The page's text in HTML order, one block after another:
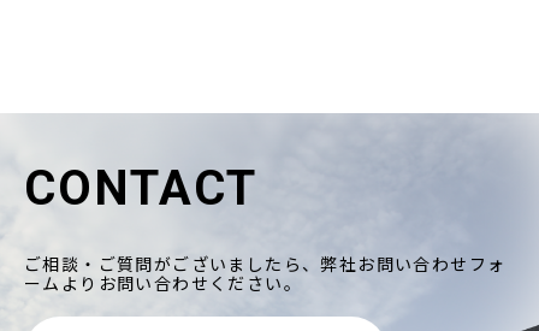
CONTACT
ご相談・ご質問がございましたら、弊社お問い合わせフォ
ームよりお問い合わせください。